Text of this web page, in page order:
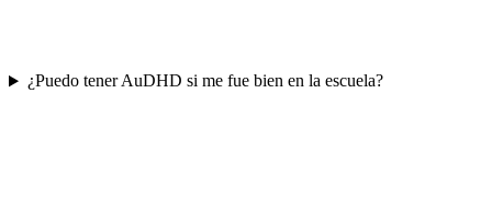
¿Puedo tener AuDHD si me fue bien en la escuela?